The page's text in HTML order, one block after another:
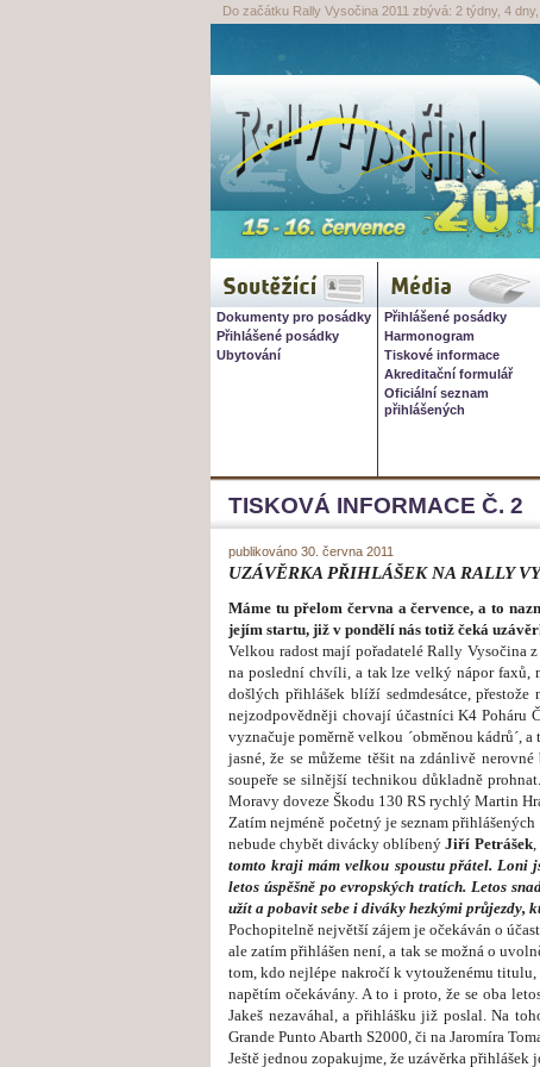
Rally Vysočina
TISKOVÁ INFORMACE Č. 2
publikováno 30. června 2011
UZÁVĚRKA PŘIHLÁŠEK NA RALLY
Máme tu přelom června a července, a to
jejím startu, již v pondělí nás totiž čeká
Velkou radost mají pořadatelé Rally Vysočina
na poslední chvíli, a tak lze velký nápor faxů,
došlých přihlášek blíží sedmdesátce,
nejzodpovědněji chovají účastníci K4 Poháru
vyznačuje poměrně velkou ´obměnou
jasné, že se můžeme těšit na zdánlivě
soupeře se silnější technikou důkladně
Moravy doveze Škodu 130 RS rychlý Martin
Zatím nejméně početný je seznam
nebude chybět divácky oblíbenýJiří Petrášek,
tomto kraji mám velkou spoustu přátel. Loni
letos úspěšně po evropských tratích. Letos
užít a pobavit sebe i diváky hezkými průjezdy,
Pochopitelně největší zájem je očekáván o
ale zatím přihlášen není, a tak se možná o
tom, kdo nejlépe nakročí k vytouženému
napětím očekávány. A to i proto, že se oba
Jakeš nezaváhal, a přihlášku již poslal. Na
Grande Punto Abarth S2000, či na Jaromíra
Ještě jednou zopakujme, že uzávěrka
Do začátku Rally Vysočina 2011 zbývá: 2 týdny, 4
Soutěžící
Dokumenty pro posádky
Přihlášené posádky
Ubytování
Média
Přihlášené posádky
Harmonogram
Tiskové informace
Akreditační formulář
Oficiální seznam
přihlášených